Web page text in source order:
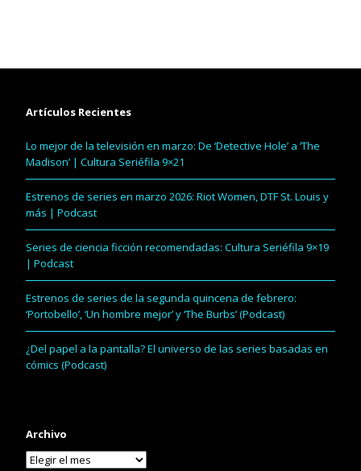
Artículos Recientes
Lo mejor de la televisión en marzo: De ‘Detective Hole’ a ‘The
Madison’ | Cultura Seriéfila 9×21
Estrenos de series en marzo 2026: Riot Women, DTF St. Louis y
más | Podcast
Series de ciencia ficción recomendadas: Cultura Seriéfila 9×19
| Podcast
Estrenos de series de la segunda quincena de febrero:
‘Portobello’, ‘Un hombre mejor’ y ‘The Burbs’ (Podcast)
¿Del papel a la pantalla? El universo de las series basadas en
cómics (Podcast)
Archivo